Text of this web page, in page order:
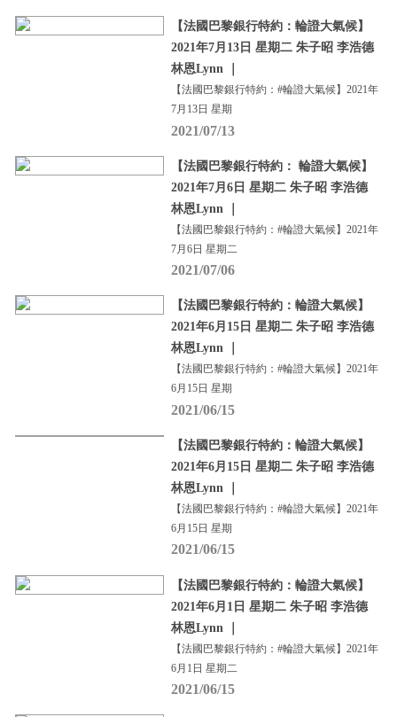
【法國巴黎銀行特約：輪證大氣候】
2021年7月13日 星期二 朱子昭 李浩德
林恩Lynn ｜
【法國巴黎銀行特約：#輪證大氣候】2021年
7月13日 星期
2021/07/13
【法國巴黎銀行特約： 輪證大氣候】
2021年7月6日 星期二 朱子昭 李浩德
林恩Lynn ｜
【法國巴黎銀行特約：#輪證大氣候】2021年
7月6日 星期二
2021/07/06
【法國巴黎銀行特約：輪證大氣候】
2021年6月15日 星期二 朱子昭 李浩德
林恩Lynn ｜
【法國巴黎銀行特約：#輪證大氣候】2021年
6月15日 星期
2021/06/15
【法國巴黎銀行特約：輪證大氣候】
2021年6月15日 星期二 朱子昭 李浩德
林恩Lynn ｜
【法國巴黎銀行特約：#輪證大氣候】2021年
6月15日 星期
2021/06/15
【法國巴黎銀行特約：輪證大氣候】
2021年6月1日 星期二 朱子昭 李浩德
林恩Lynn ｜
【法國巴黎銀行特約：#輪證大氣候】2021年
6月1日 星期二
2021/06/15